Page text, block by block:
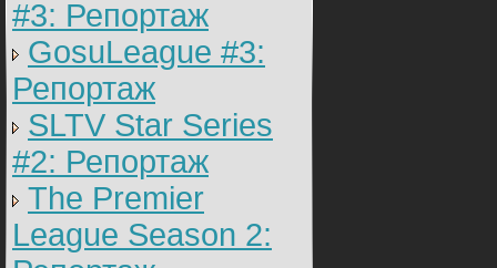
#3: Репортаж
GosuLeague #3:
Репортаж
SLTV Star Series
#2: Репортаж
The Premier
League Season 2: